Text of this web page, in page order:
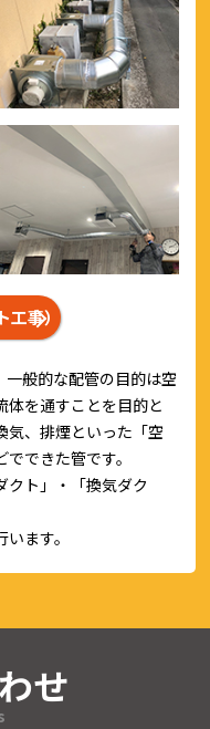
工事）
般的な配管の目的は空
体を通すことを目的と
気、排煙といった「空
できた管です。
クト」・「換気ダク
ます。
せ